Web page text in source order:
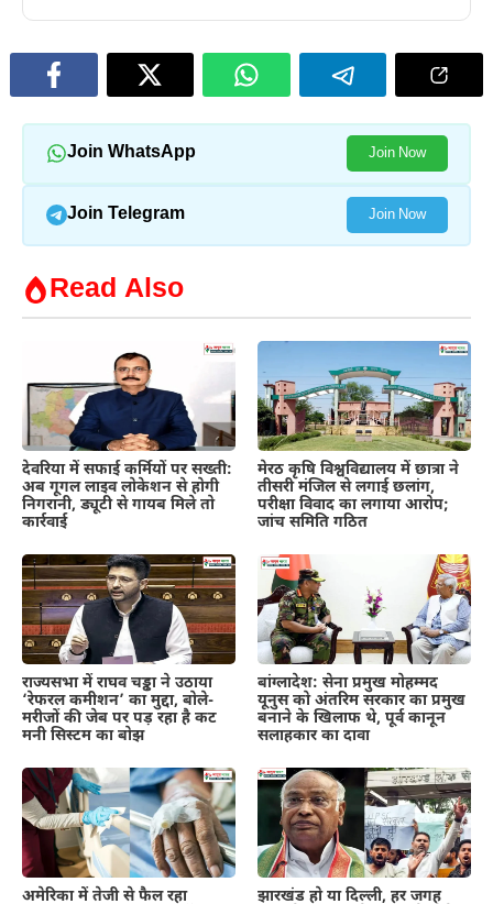
Join WhatsApp Join Now
Join Telegram Join Now
Read Also
देवरिया में सफाई कर्मियों पर सख्ती:
अब गूगल लाइव लोकेशन से होगी
निगरानी, ड्यूटी से गायब मिले तो
कार्रवाई
मेरठ कृषि विश्वविद्यालय में छात्रा ने
तीसरी मंजिल से लगाई छलांग,
परीक्षा विवाद का लगाया आरोप;
जांच समिति गठित
राज्यसभा में राघव चड्ढा ने उठाया
‘रेफरल कमीशन’ का मुद्दा, बोले-
मरीजों की जेब पर पड़ रहा है कट
मनी सिस्टम का बोझ
बांग्लादेश: सेना प्रमुख मोहम्मद
यूनुस को अंतरिम सरकार का प्रमुख
बनाने के खिलाफ थे, पूर्व कानून
सलाहकार का दावा
अमेरिका में तेजी से फैल रहा झारखंड हो या दिल्ली, हर जगह